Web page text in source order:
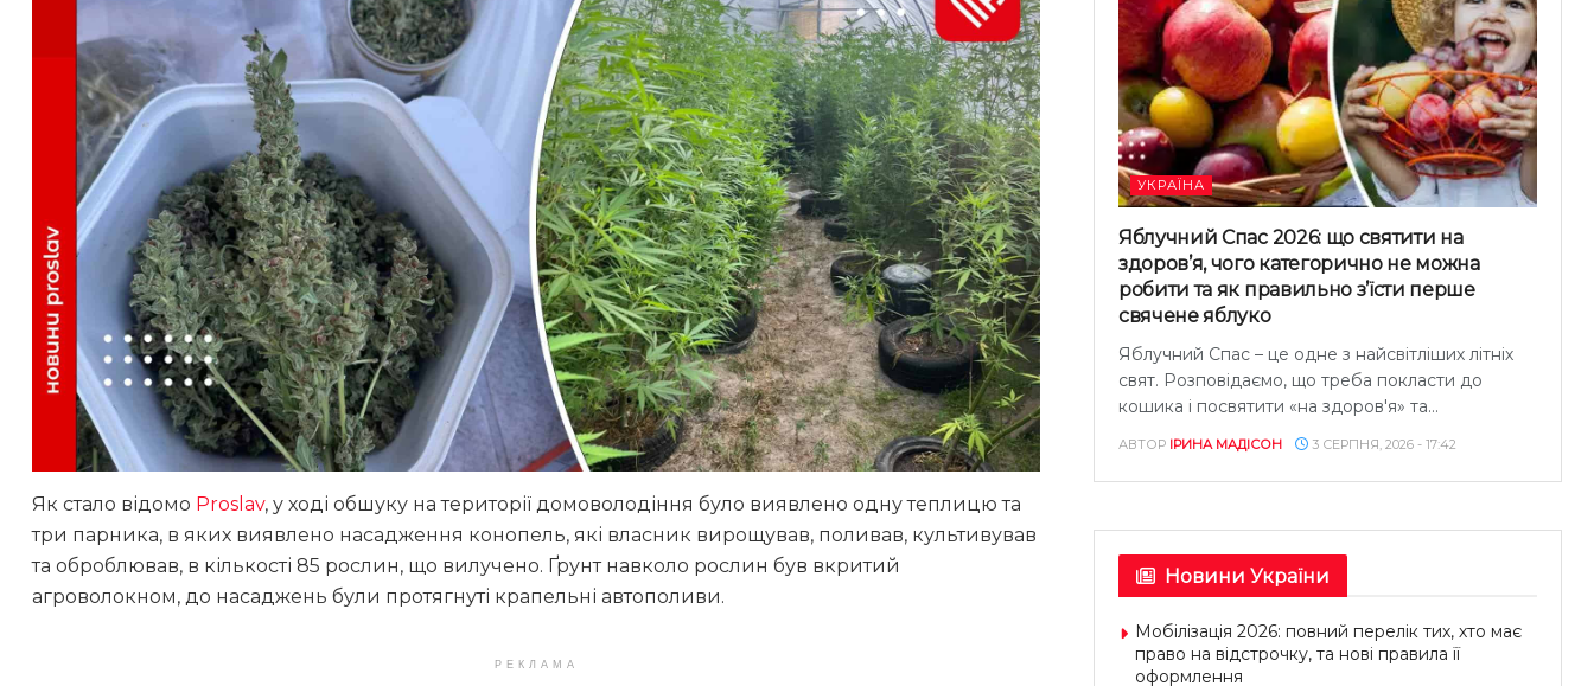
Як стало відомо Proslav, у ході обшуку на території домоволодіння було виявлено одну теплицю та
три парника, в яких виявлено насадження конопель, які власник вирощував, поливав, культивував
та оброблював, в кількості 85 рослин, що вилучено. Ґрунт навколо рослин був вкритий
агроволокном, до насаджень були протягнуті крапельні автополиви.
РЕКЛАМА
УКРАЇНА
Яблучний Спас 2026: що святити на
здоров’я, чого категорично не можна
робити та як правильно з’їсти перше
свячене яблуко
Яблучний Спас – це одне з найсвітліших літніх
свят. Розповідаємо, що треба покласти до
кошика і посвятити «на здоров'я» та...
АВТОР ІРИНА МАДІСОН 3 СЕРПНЯ, 2026 - 17:42
Новини України
Мобілізація 2026: повний перелік тих, хто має
право на відстрочку, та нові правила її
оформлення